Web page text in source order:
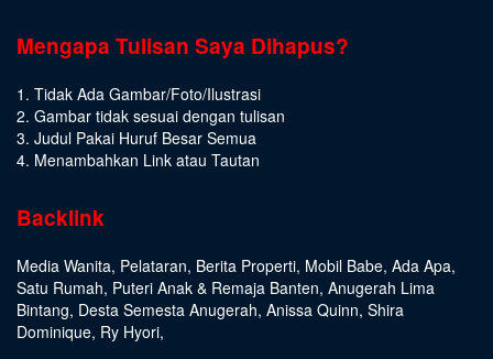
Mengapa Tulisan Saya Dihapus?
1. Tidak Ada Gambar/Foto/Ilustrasi
2. Gambar tidak sesuai dengan tulisan
3. Judul Pakai Huruf Besar Semua
4. Menambahkan Link atau Tautan
Backlink
Media Wanita, Pelataran, Berita Properti, Mobil Babe, Ada Apa,
Satu Rumah, Puteri Anak & Remaja Banten, Anugerah Lima
Bintang, Desta Semesta Anugerah, Anissa Quinn, Shira
Dominique, Ry Hyori,